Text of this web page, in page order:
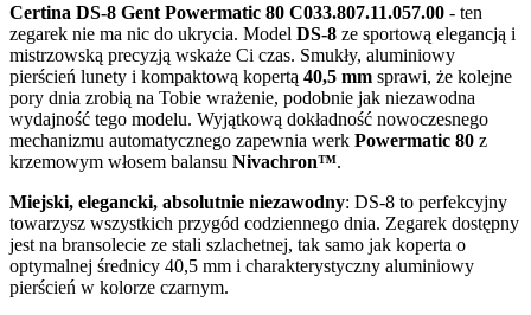
Certina DS-8 Gent Powermatic 80 C033.807.11.057.00 - ten
zegarek nie ma nic do ukrycia. Model DS-8 ze sportową elegancją i
mistrzowską precyzją wskaże Ci czas. Smukły, aluminiowy
pierścień lunety i kompaktową kopertą 40,5 mm sprawi, że kolejne
pory dnia zrobią na Tobie wrażenie, podobnie jak niezawodna
wydajność tego modelu. Wyjątkową dokładność nowoczesnego
mechanizmu automatycznego zapewnia werk Powermatic 80 z
krzemowym włosem balansu Nivachron™.
Miejski, elegancki, absolutnie niezawodny: DS-8 to perfekcyjny
towarzysz wszystkich przygód codziennego dnia. Zegarek dostępny
jest na bransolecie ze stali szlachetnej, tak samo jak koperta o
optymalnej średnicy 40,5 mm i charakterystyczny aluminiowy
pierścień w kolorze czarnym.